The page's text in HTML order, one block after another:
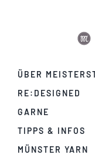
ÜBER
RE:DESIGNED
GARNE
TIPPS & INFOS
MÜNSTER YARN